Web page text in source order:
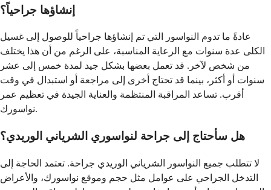
إنشاؤها جراحياً؟
عادةً ما تدوم النواسور التي تم إنشاؤها جراحياً للوصول إلى غسيل
الكلى عدة سنوات مع الرعاية المناسبة، على الرغم من أن هذا يختلف
من شخص لآخر. قد تعمل بعضها بشكل جيد لمدة خمس إلى عشر
سنوات أو أكثر، بينما قد تحتاج أخرى إلى مراجعة أو استبدال في وقت
أقرب. تساعد المراقبة المنتظمة والعناية الجيدة في تعظيم عمر
نواسورك.
هل سأحتاج إلى جراحة لنواسوري الشرياني الوريدي؟
لا تتطلب جميع النواسور الشرياني الوريدي جراحة. تعتمد الحاجة إلى
التدخل الجراحي على عوامل مثل حجم وموقع نواسورك، والأعراض